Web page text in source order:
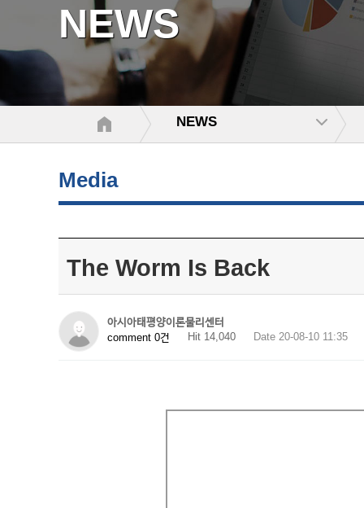
NEWS
NEWS
Media
The Worm Is Back
아시아태평양이론물리센터
comment 0건
Hit 14,040 Date 20-08-10 11:35